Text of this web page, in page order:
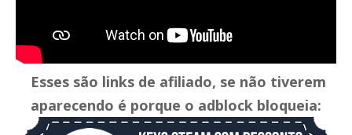
Esses são links de afiliado, se não tiverem
aparecendo é porque o adblock bloqueia: